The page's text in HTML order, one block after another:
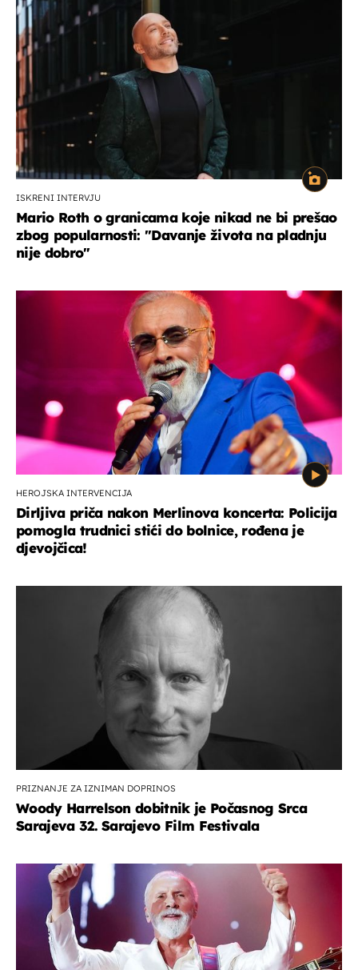
ISKRENI INTERVJU
Mario Roth o granicama koje nikad ne bi prešao
zbog popularnosti: "Davanje života na pladnju
nije dobro"
HEROJSKA INTERVENCIJA
Dirljiva priča nakon Merlinova koncerta: Policija
pomogla trudnici stići do bolnice, rođena je
djevojčica!
PRIZNANJE ZA IZNIMAN DOPRINOS
Woody Harrelson dobitnik je Počasnog Srca
Sarajeva 32. Sarajevo Film Festivala